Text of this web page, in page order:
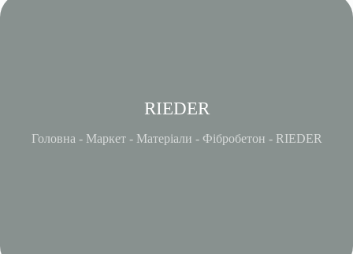
RIEDER
Головна- Маркет- Матеріали - Фібробетон - RIEDER